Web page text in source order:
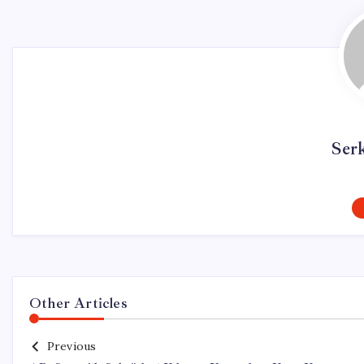
Other Articles
Previous